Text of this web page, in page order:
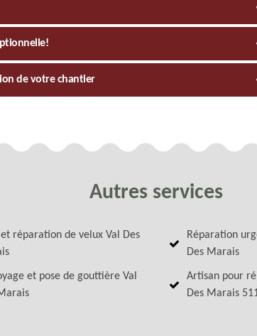
de votre chantier
Autres services
et réparation de velux Val Des
et pose de gouttière Val
Réparation
Des Marais
Artisan pour
Des Marais